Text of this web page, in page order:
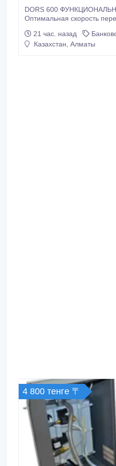
DORS 600
Оптимальная скорость
суммирования
отсчёта пачки банкнот
21 час. назад
Казахстан, Алматы
4 800 тенге 〒